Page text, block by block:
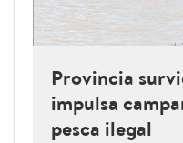
Provincia
impulsa
pesca ilegal